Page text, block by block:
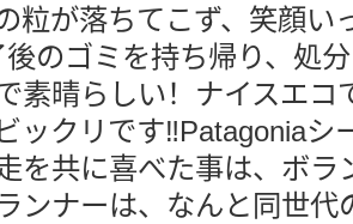
粒が落ちてこず、笑顔い
のゴミを持ち帰り、処
素晴らしい！ナイスエコ
ックリです‼️Patagoniaシ
を共に喜べた事は、ボラ
ンナーは、なんと同世代